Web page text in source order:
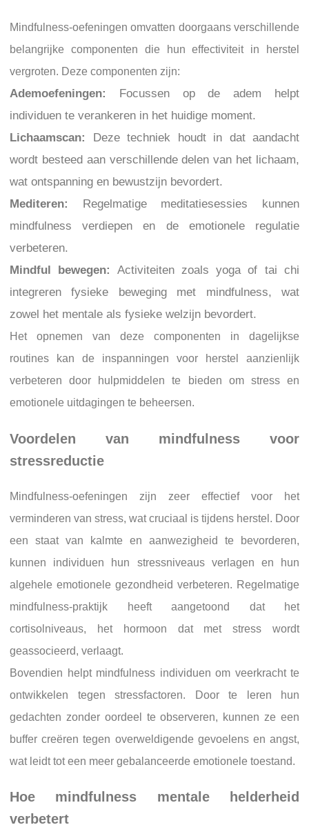
Mindfulness-oefeningen omvatten doorgaans verschillende
belangrijke componenten die hun effectiviteit in herstel
vergroten. Deze componenten zijn:
Ademoefeningen:
Focussen op de adem helpt
individuen te verankeren in het huidige moment.
Lichaamscan:
Deze techniek houdt in dat aandacht
wordt besteed aan verschillende delen van het lichaam,
wat ontspanning en bewustzijn bevordert.
Mediteren:
Regelmatige meditatiesessies kunnen
mindfulness verdiepen en de emotionele regulatie
verbeteren.
Mindful bewegen:
Activiteiten zoals yoga of tai chi
integreren fysieke beweging met mindfulness, wat
zowel het mentale als fysieke welzijn bevordert.
Het opnemen van deze componenten in dagelijkse
routines kan de inspanningen voor herstel aanzienlijk
verbeteren door hulpmiddelen te bieden om stress en
emotionele uitdagingen te beheersen.
Voordelen van mindfulness voor
stressreductie
Mindfulness-oefeningen zijn zeer effectief voor het
verminderen van stress, wat cruciaal is tijdens herstel. Door
een staat van kalmte en aanwezigheid te bevorderen,
kunnen individuen hun stressniveaus verlagen en hun
algehele emotionele gezondheid verbeteren. Regelmatige
mindfulness-praktijk heeft aangetoond dat het
cortisolniveaus, het hormoon dat met stress wordt
geassocieerd, verlaagt.
Bovendien helpt mindfulness individuen om veerkracht te
ontwikkelen tegen stressfactoren. Door te leren hun
gedachten zonder oordeel te observeren, kunnen ze een
buffer creëren tegen overweldigende gevoelens en angst,
wat leidt tot een meer gebalanceerde emotionele toestand.
Hoe mindfulness mentale helderheid
verbetert